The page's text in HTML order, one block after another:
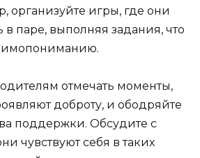
организуйте игры, где они
в паре, выполняя задания, что
отмечать моменты,
доброту, и ободряйте
поддержки. Обсудите с
чувствуют себя в таких